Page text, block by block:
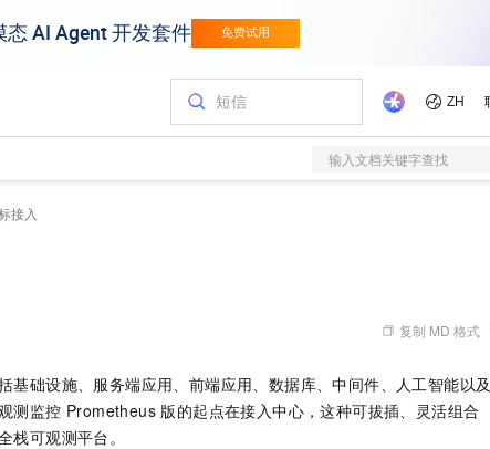
输入文档关键字查找
接入
复制 MD 格式
基础设施、服务端应用、前端应用、数据库、中间件、人工智能以及
测监控 Prometheus 版的起点在接入中心，这种可拔插、灵活组合
栈可观测平台。